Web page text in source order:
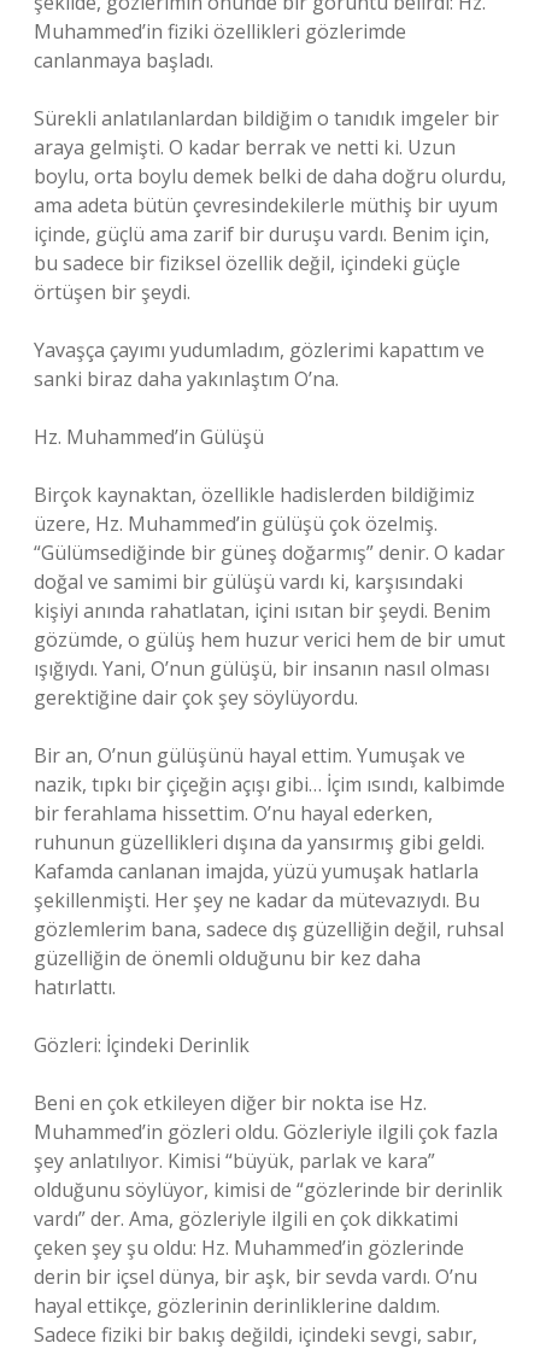
Muhammed’in fiziki özellikleri gözlerimde
canlanmaya başladı.
Sürekli anlatılanlardan bildiğim o tanıdık imgeler bir
araya gelmişti. O kadar berrak ve netti ki. Uzun
boylu, orta boylu demek belki de daha doğru olurdu,
ama adeta bütün çevresindekilerle müthiş bir uyum
içinde, güçlü ama zarif bir duruşu vardı. Benim için,
bu sadece bir fiziksel özellik değil, içindeki güçle
örtüşen bir şeydi.
Yavaşça çayımı yudumladım, gözlerimi kapattım ve
sanki biraz daha yakınlaştım O’na.
Hz. Muhammed’in Gülüşü
Birçok kaynaktan, özellikle hadislerden bildiğimiz
üzere, Hz. Muhammed’in gülüşü çok özelmiş.
“Gülümsediğinde bir güneş doğarmış” denir. O kadar
doğal ve samimi bir gülüşü vardı ki, karşısındaki
kişiyi anında rahatlatan, içini ısıtan bir şeydi. Benim
gözümde, o gülüş hem huzur verici hem de bir umut
ışığıydı. Yani, O’nun gülüşü, bir insanın nasıl olması
gerektiğine dair çok şey söylüyordu.
Bir an, O’nun gülüşünü hayal ettim. Yumuşak ve
nazik, tıpkı bir çiçeğin açışı gibi… İçim ısındı, kalbimde
bir ferahlama hissettim. O’nu hayal ederken,
ruhunun güzellikleri dışına da yansırmış gibi geldi.
Kafamda canlanan imajda, yüzü yumuşak hatlarla
şekillenmişti. Her şey ne kadar da mütevazıydı. Bu
gözlemlerim bana, sadece dış güzelliğin değil, ruhsal
güzelliğin de önemli olduğunu bir kez daha
hatırlattı.
Gözleri: İçindeki Derinlik
Beni en çok etkileyen diğer bir nokta ise Hz.
Muhammed’in gözleri oldu. Gözleriyle ilgili çok fazla
şey anlatılıyor. Kimisi “büyük, parlak ve kara”
olduğunu söylüyor, kimisi de “gözlerinde bir derinlik
vardı” der. Ama, gözleriyle ilgili en çok dikkatimi
çeken şey şu oldu: Hz. Muhammed’in gözlerinde
derin bir içsel dünya, bir aşk, bir sevda vardı. O’nu
hayal ettikçe, gözlerinin derinliklerine daldım.
Sadece fiziki bir bakış değildi, içindeki sevgi, sabır,